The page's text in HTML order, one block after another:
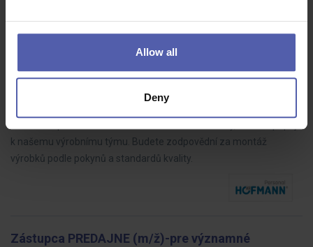
Allow all
Deny
Montážní dělník ve výrobě BEZ NOČNÍCH (M/Ž)
HOFMANN WIZARD
Nový Bydžov
k našemu výrobnímu týmu. Budete zodpovědní za montáž
výrobků podle pokynů a standardů kvality.
Zástupca PREDAJNE (m/ž)-pre významné